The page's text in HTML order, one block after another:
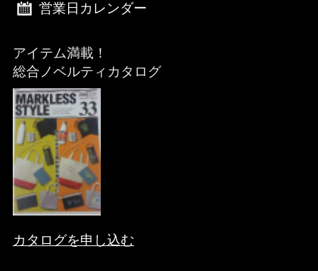
営業日カレンダー
アイテム満載！
総合ノベルティカタログ
カタログを申し込む